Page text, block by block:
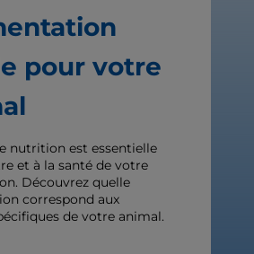
pour votre
nutrition est essentielle
et à la santé de votre
Découvrez quelle
correspond aux
de votre animal.